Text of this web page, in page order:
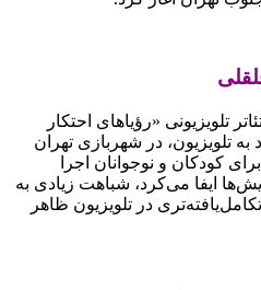
تلویزیونی «رؤیاهای احتکار
تلویزیون، در شهربازی تهران
کودکان و نوجوانان اجرا
ایفا می‌کرد، شباهت زیادی به
در تلویزیون ظاهر